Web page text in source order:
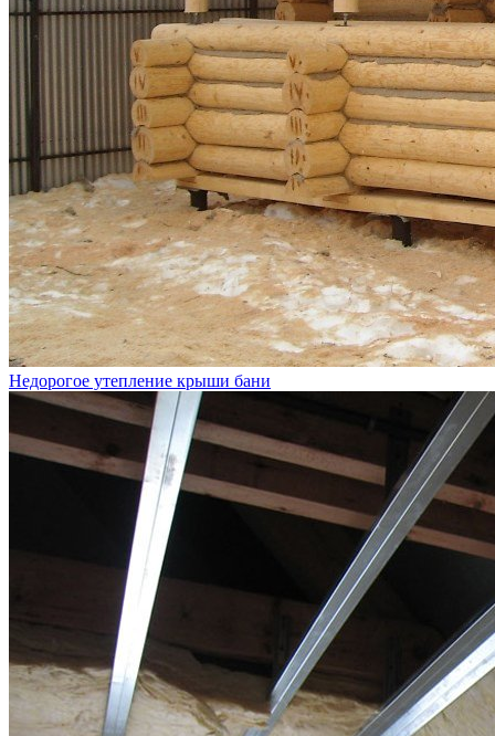
Недорогое утепление крыши бани